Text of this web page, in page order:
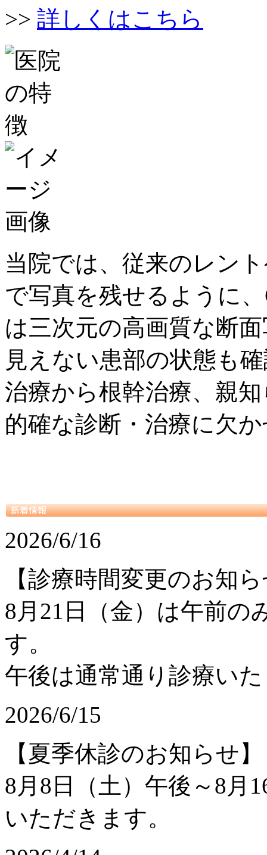
>> 詳しくはこちら
当院では、従来のレン
で写真を残せるように
は三次元の高画質な断
見えない患部の状態も
治療から根幹治療、親
的確な診断・治療に欠
2026/6/16
【診療時間変更のお知
8月21日（金）は午前の
す。
午後は通常通り診療い
2026/6/15
【夏季休診のお知らせ】
8月8日（土）午後～8月
いただきます。